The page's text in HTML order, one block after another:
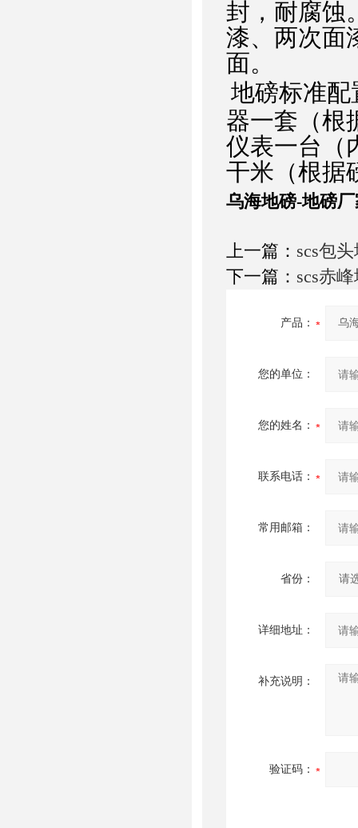
封，耐腐蚀
漆、两次面
面。
地磅标准配
器一套（根
仪表一台（
干米（根据
乌海地磅-地磅
上一篇： scs包
下一篇： scs赤
产品：
您的单位：
您的姓名：
联系电话：
常用邮箱：
省份：
详细地址：
补充说明：
验证码：